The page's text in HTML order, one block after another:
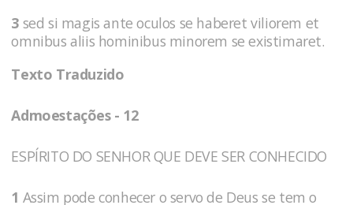
3 sed si magis ante oculos se haberet viliorem et
omnibus aliis hominibus minorem se existimaret.
Texto Traduzido
Admoestações - 12
ESPÍRITO DO SENHOR QUE DEVE SER CONHECIDO
1 Assim pode conhecer o servo de Deus se tem o